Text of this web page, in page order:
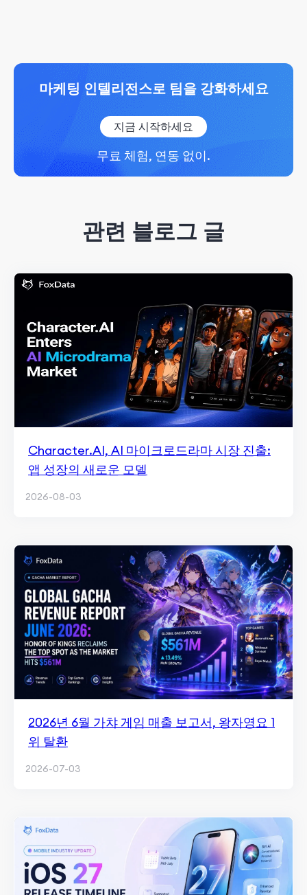
마케팅 인텔리전스로 팀을 강화하세요
지금 시작하세요
무료 체험, 연동 없이.
관련 블로그 글
Character.AI, AI 마이크로드라마 시장 진출:
앱 성장의 새로운 모델
2026-08-03
2026년 6월 가챠 게임 매출 보고서, 왕자영요 1
위 탈환
2026-07-03